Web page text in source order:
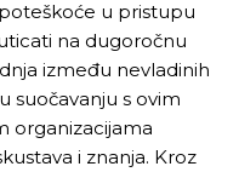
u pristupu
na dugoročnu
između nevladinih
suočavanju s ovim
organizacijama
i znanja. Kroz